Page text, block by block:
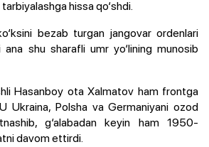
hissa qo‘shdi.
bezab turgan jangovar ordenlari
shu sharafli umr yo‘lining munosib
Hasanboy ota Xalmatov ham frontga
Ukraina, Polsha va Germaniyani ozod
g‘alabadan keyin ham 1950-
davom ettirdi.